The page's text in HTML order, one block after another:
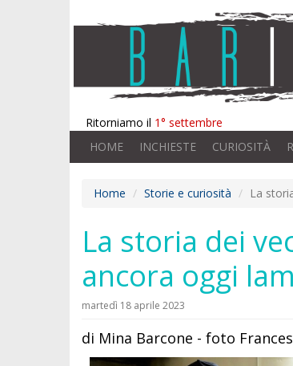
Ritorniamo il 1° settembre
HOME INCHIESTE CURIOSITÀ
Home Storie e curiosità La
La storia dei
ancora oggi
martedì 18 aprile 2023
di Mina Barcone - foto